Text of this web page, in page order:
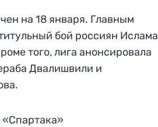
на 18 января. Главным
бой россиян Ислама
того, лига анонсировала
Двалишвили и
«Спартака»